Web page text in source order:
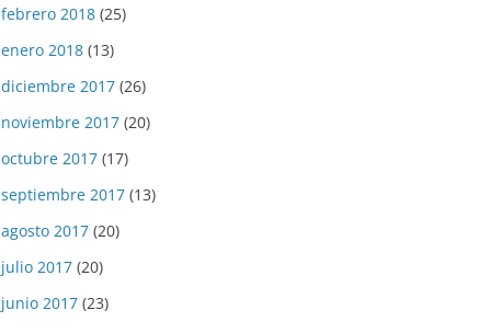
febrero 2018 (25)
enero 2018 (13)
diciembre 2017 (26)
noviembre 2017 (20)
octubre 2017 (17)
septiembre 2017 (13)
agosto 2017 (20)
julio 2017 (20)
junio 2017 (23)